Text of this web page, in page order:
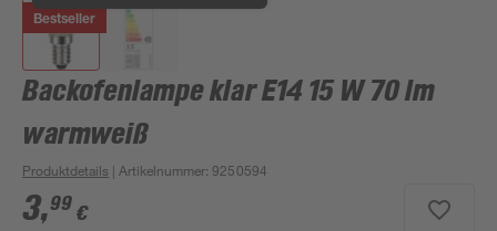
Bestseller
Backofenlampe klar E14 15 W 70 lm
warmweiß
Produktdetails | Artikelnummer:9250594
3,99 €